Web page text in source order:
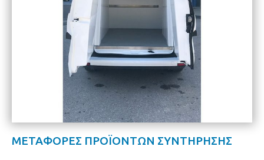
ΜΕΤΑΦΟΡΕΣ ΠΡΟΪΟΝΤΩΝ ΣΥΝΤΗΡΗΣΗΣ